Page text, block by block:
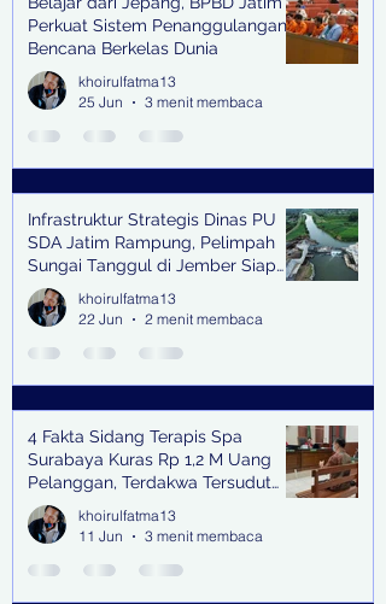
Perkuat Sistem Penanggulangan
Bencana Berkelas Dunia
khoirulfatma13
25 Jun
3 menit membaca
Infrastruktur Strategis Dinas PU
SDA Jatim Rampung, Pelimpah
Sungai Tanggul di Jember Siap
Bangkitkan Swasembada Pangan
dan Pengendali Banjir
khoirulfatma13
22 Jun
2 menit membaca
4 Fakta Sidang Terapis Spa
Surabaya Kuras Rp 1,2 M Uang
Pelanggan, Terdakwa Tersudut
oleh Keterangan Saksi Kunci
khoirulfatma13
11 Jun
3 menit membaca